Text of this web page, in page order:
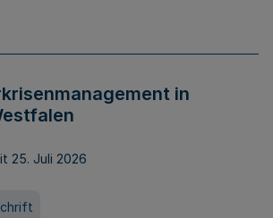
in
25. Juli 2026